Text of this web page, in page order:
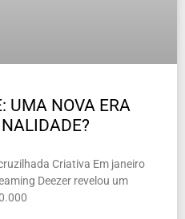
UMA NOVA ERA
Criativa Em janeiro
Deezer revelou um